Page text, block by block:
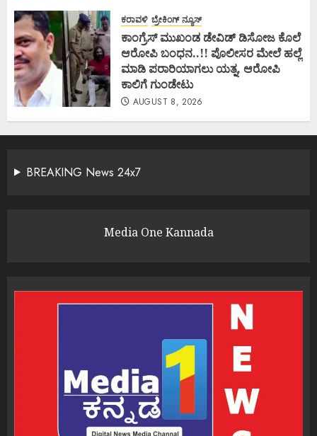
ಕರಾವಳಿ ಬ್ರೇಕಿಂಗ್ ನ್ಯೂಸ್
ಕಾಂಗ್ರೆಸ್ ಮುಖಂಡ ಡೇವಿಡ್ ಡಿಸೋಜ ಕೊಲೆ
ಆರೋಪಿ ಬಂಧನ..!! ಪೊಲೀಸರ ಮೇಲೆ ಹಲ್ಲೆ
ಮಾಡಿ ಪರಾರಿಯಾಗಲು ಯತ್ನ, ಆರೋಪಿ
ಕಾಲಿಗೆ ಗುಂಡೇಟು
AUGUST 8, 2026
BREAKING News 24x7
Media One Kannada